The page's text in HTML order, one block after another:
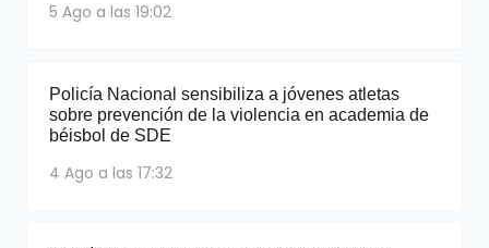
5 Ago a las 19:02
Policía Nacional sensibiliza a jóvenes atletas
sobre prevención de la violencia en academia de
béisbol de SDE
4 Ago a las 17:32